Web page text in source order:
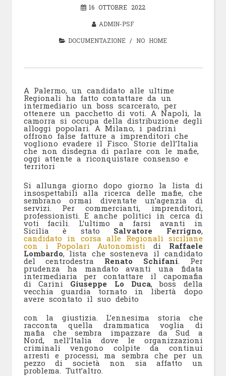
16 OTTOBRE 2022
ADMIN-PSF
DOCUMENTAZIONE / NO HOME
A Palermo, un candidato alle ultime
Regionali ha fatto contattare da un
intermediario un boss scarcerato, per
ottenere un pacchetto di voti. A Napoli, la
camorra si occupa della distribuzione degli
alloggi popolari. A Milano, i padrini
offrono false fatture a imprenditori che
vogliono evadere il Fisco. Storie dell’Italia
che non disdegna di parlare con le mafie,
oggi attente a riconquistare consenso e
territori
Si allunga giorno dopo giorno la lista di
insospettabili alla ricerca delle mafie, che
sembrano ormai diventate un’agenzia di
servizi. Per commercianti, imprenditori,
professionisti. E anche politici in cerca di
voti facili. L’ultimo a farsi avanti in
Sicilia è stato Salvatore Ferrigno,
candidato in corsa alle Regionali siciliane
con i Popolari Autonomisti di Raffaele
Lombardo, lista che sosteneva il candidato
del centrodestra Renato Schifani . Per
prudenza ha mandato avanti una fidata
intermediaria per contattare il capomafia
di Carini Giuseppe Lo Duca, boss della
vecchia guardia tornato in libertà dopo
avere scontato il suo debito
con la giustizia. L’ennesima storia che
racconta quella drammatica voglia di
mafia che sembra impazzare da Sud a
Nord, nell’Italia dove le organizzazioni
criminali vengono colpite da continui
arresti e processi, ma sembra che per un
pezzo di società non sia affatto un
problema. Tutt’altro.